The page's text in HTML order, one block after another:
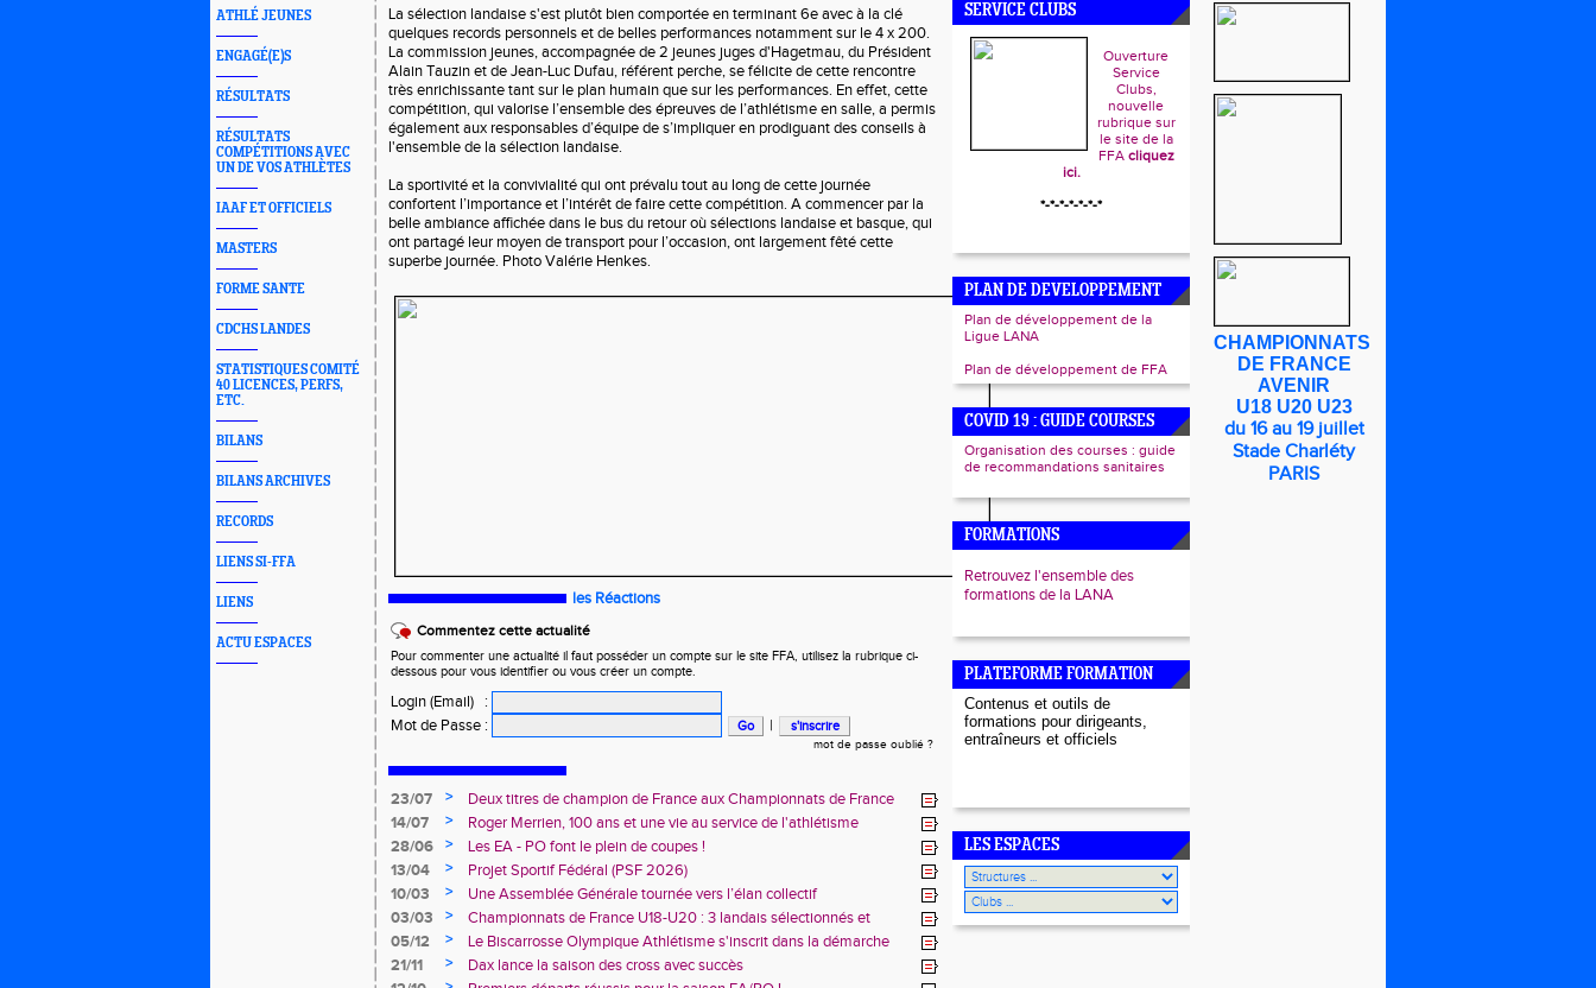
ATHLÉ JEUNES
ENGAGÉ(E)S
RÉSULTATS
RÉSULTATS
COMPÉTITIONS AVEC
UN DE VOS ATHLÈTES
IAAF ET OFFICIELS
MASTERS
FORME SANTE
CDCHS LANDES
STATISTIQUES COMITÉ
40 LICENCES, PERFS,
ETC.
BILANS
BILANS ARCHIVES
RECORDS
LIENS SI-FFA
LIENS
ACTU ESPACES
La sélection landaise s'est plutôt bien comportée en terminant 6e avec à la clé
quelques records personnels et de belles performances notamment sur le 4 x 200.
La commission jeunes, accompagnée de 2 jeunes juges d'Hagetmau, du Président
Alain Tauzin et de Jean-Luc Dufau, référent perche, se félicite de cette rencontre
très enrichissante tant sur le plan humain que sur les performances. En effet, cette
compétition, qui valorise l’ensemble des épreuves de l’athlétisme en salle, a permis
également aux responsables d’équipe de s’impliquer en prodiguant des conseils à
l'ensemble de la sélection landaise.
La sportivité et la convivialité qui ont prévalu tout au long de cette journée
confortent l’importance et l’intérêt de faire cette compétition. A commencer par la
belle ambiance affichée dans le bus du retour où sélections landaise et basque, qui
ont partagé leur moyen de transport pour l’occasion, ont largement fêté cette
superbe journée. Photo Valérie Henkes.
les Réactions
Commentez cette actualité
Pour commenter une actualité il faut posséder un compte sur le site FFA, utilisez la rubrique ci-
dessous pour vous identifier ou vous créer un compte.
Login (Email)
:
Mot de Passe : |
mot de passe oublié ?
23/07 >
Deux titres de champion de France aux Championnats de France
Avenir !
14/07 >
Roger Merrien, 100 ans et une vie au service de l'athlétisme
28/06
>
Les EA - PO font le plein de coupes !
13/04
>
Projet Sportif Fédéral (PSF 2026)
10/03
>
Une Assemblée Générale tournée vers l’élan collectif
03/03
>
Championnats de France U18-U20 : 3 landais sélectionnés et
deux champions de France
05/12 >
Le Biscarrosse Olympique Athlétisme s'inscrit dans la démarche
"Du Stade vers l'Emploi"
21/11 >
Dax lance la saison des cross avec succès
SERVICE CLUBS
Ouverture
Service
Clubs,
nouvelle
rubrique sur
le site de la
FFA cliquez
ici.
*-*-*-*-*-*-*
PLAN DE DEVELOPPEMENT
Plan de développement de la
Ligue LANA
Plan de développement de FFA
COVID 19 : GUIDE COURSES
Organisation des courses : guide
de recommandations sanitaires
FORMATIONS
Retrouvez l'ensemble des
formations de la LANA
PLATEFORME FORMATION
Contenus et outils de
formations pour dirigeants,
entraîneurs et officiels
LES ESPACES
CHAMPIONNATS
DE FRANCE
AVENIR
U18 U20 U23
du 16 au 19 juillet
Stade Charléty
PARIS